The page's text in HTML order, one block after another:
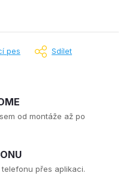
pes Sdílet
od montáže až po
přes aplikaci.